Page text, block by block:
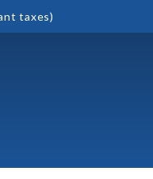
taxes)